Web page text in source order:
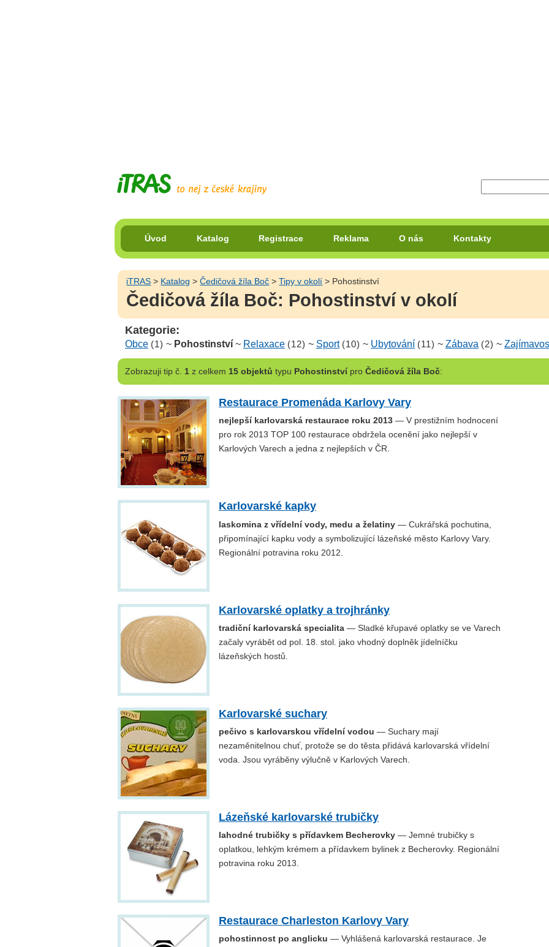
Úvod Katalog Registrace Reklama O nás Kontakty
iTRAS > Katalog >Čedičová žíla Boč >Tipy v okolí > Pohostinství
Čedičová žíla Boč: Pohostinství v okolí
Kategorie:
Obce (1) ~ Pohostinství ~ Relaxace (12) ~ Sport (10) ~ Ubytování (11) ~ Zábava (2) ~
Zobrazujitip č. 1z celkem 15 objektů typu Pohostinstvípro Čedičová žíla Boč:
Restaurace Promenáda Karlovy Vary
nejlepší karlovarská restaurace roku 2013 — V prestižním hodnocení
pro rok 2013 TOP 100 restaurace obdržela ocenění jako nejlepší v
Karlových Varech a jedna z nejlepších v ČR.
Karlovarské kapky
laskomina z vřídelní vody, medu a želatiny — Cukrářská pochutina,
připomínající kapku vody a symbolizující lázeňské město Karlovy Vary.
Regionální potravina roku 2012.
Karlovarské oplatky a trojhránky
tradiční karlovarská specialita — Sladké křupavé oplatky se ve Varech
začaly vyrábět od pol. 18. stol. jako vhodný doplněk jídelníčku
lázeňských hostů.
Karlovarské suchary
pečivo s karlovarskou vřídelní vodou — Suchary mají
nezaměnitelnou chuť, protože se do těsta přidává karlovarská vřídelní
voda. Jsou vyráběny výlučně v Karlových Varech.
Lázeňské karlovarské trubičky
lahodné trubičky s přídavkem Becherovky — Jemné trubičky s
oplatkou, lehkým krémem a přídavkem bylinek z Becherovky. Regionální
potravina roku 2013.
Restaurace Charleston Karlovy Vary
pohostinnost po anglicku — Vyhlášená karlovarská restaurace. Je